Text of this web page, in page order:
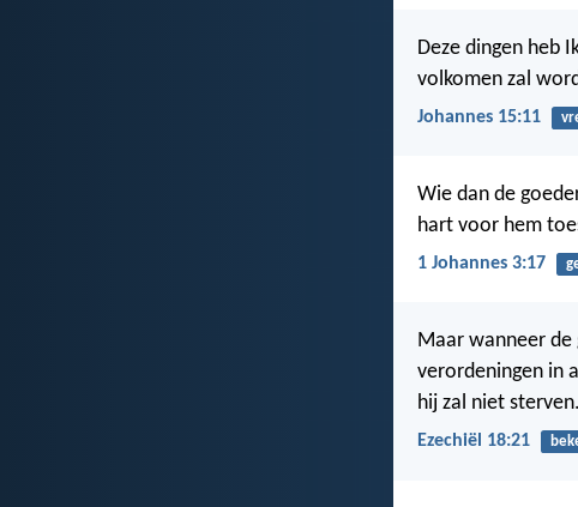
Deze dingen heb
volkomen zal
Johannes 15:11
Wie dan de
hart voor hem
1 Johannes 3:17
Maar wanneer de
verordeningen in
hij zal niet sterven.
Ezechiël 18:21